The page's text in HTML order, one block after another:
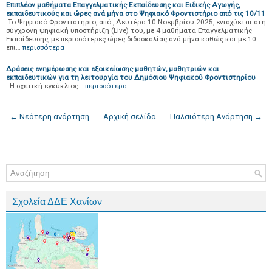
Επιπλέον μαθήματα Επαγγελματικής Εκπαίδευσης και Ειδικής Αγωγής,
εκπαιδευτικούς και ώρες ανά μήνα στο Ψηφιακό Φροντιστήριο από τις 10/11
Το Ψηφιακό Φροντιστήριο, από , Δευτέρα 10 Νοεμβρίου 2025, ενισχύεται στη
σύγχρονη ψηφιακή υποστήριξη (Live) του, με 4 μαθήματα Επαγγελματικής
Εκπαίδευσης, με περισσότερες ώρες διδασκαλίας ανά μήνα καθώς και με 10
επι… περισσότερα
Δράσεις ενημέρωσης και εξοικείωσης μαθητών, μαθητριών και
εκπαιδευτικών για τη λειτουργία του Δημόσιου Ψηφιακού Φροντιστηρίου
Η σχετική εγκύκλιος… περισσότερα
← Νεότερη ανάρτηση Παλαιότερη Ανάρτηση →
Αρχική σελίδα
Σχολεία ΔΔΕ Χανίων